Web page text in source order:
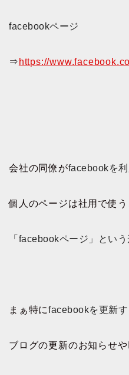
facebookページ
⇒ https://
会社の同僚がfacebookを
個人のページは社用で使
「facebookページ」とい
まぁ特にfacebookを更新す
ブログの更新のお知らせ